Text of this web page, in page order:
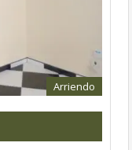
Arriendo